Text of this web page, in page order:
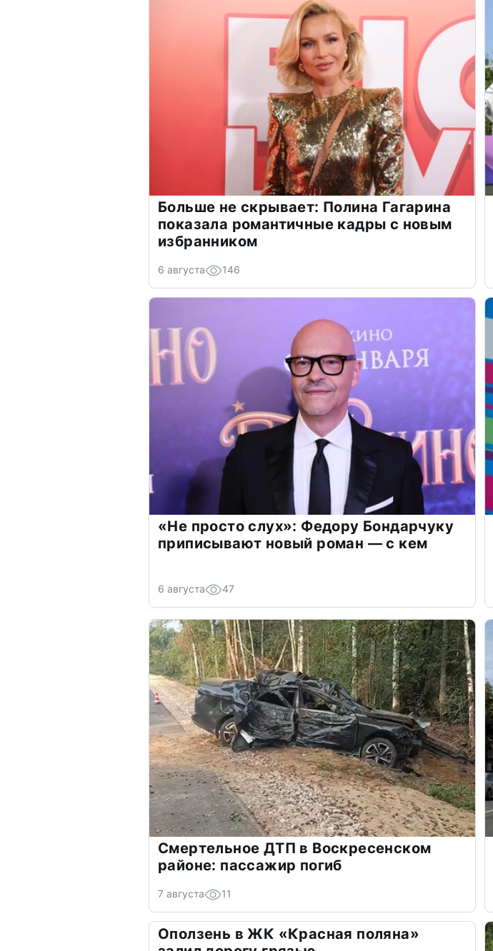
Больше не скрывает: Полина Гагарина
показала романтичные кадры с новым
избранником
6 августа 146
«Не просто слух»: Федору Бондарчуку
приписывают новый роман — с кем
6 августа 47
Смертельное ДТП в Воскресенском
районе: пассажир погиб
7 августа 11
Оползень в ЖК «Красная поляна»